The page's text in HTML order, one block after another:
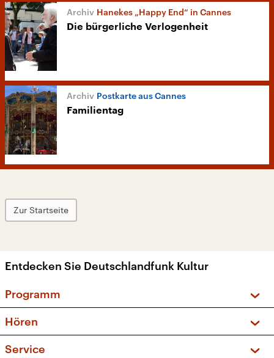
Hanekes „Happy End“ in Cannes
Die bürgerliche Verlogenheit
Postkarte aus Cannes
Familientag
Zur Startseite
Entdecken Sie Deutschlandfunk Kultur
Programm
Sendungen und Podcasts
Hören
Service